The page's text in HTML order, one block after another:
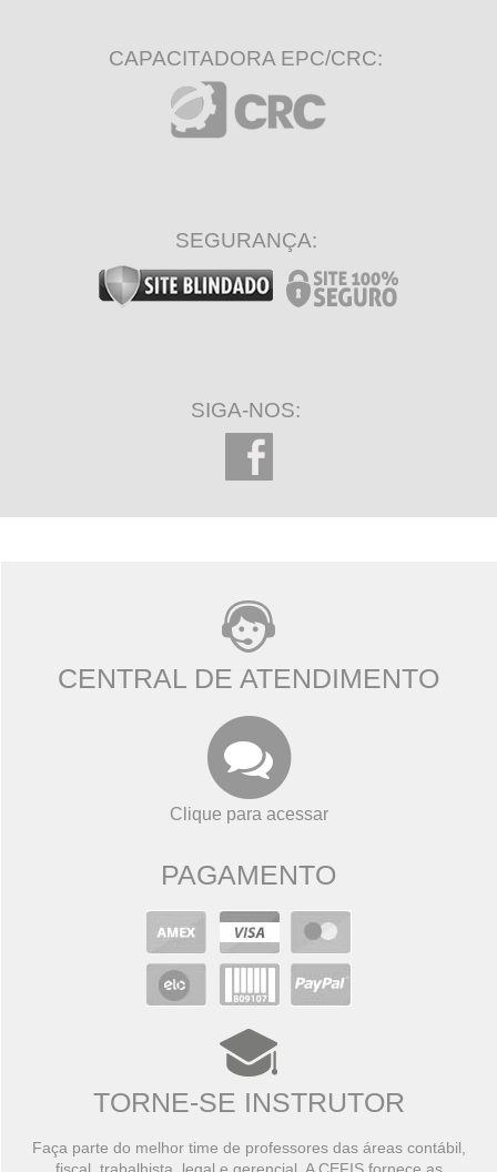
CAPACITADORA EPC/CRC:
SEGURANÇA:
SIGA-NOS:
CENTRAL DE ATENDIMENTO
Clique para acessar
PAGAMENTO
TORNE-SE INSTRUTOR
Faça parte do melhor time de professores das áreas contábil,